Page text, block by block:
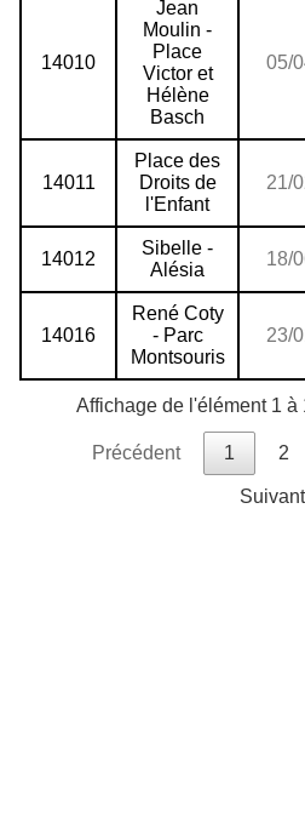
14010
Jean
Moulin -
Place
Victor et
Hélène
Basch
05/
14011
Place des
Droits de
l'Enfant
21/
14012
Sibelle -
Alésia
18/
14016
René Coty
- Parc
Montsouris
23/
Affichage de l'élément 1 à
Précédent 1 2
Suivant